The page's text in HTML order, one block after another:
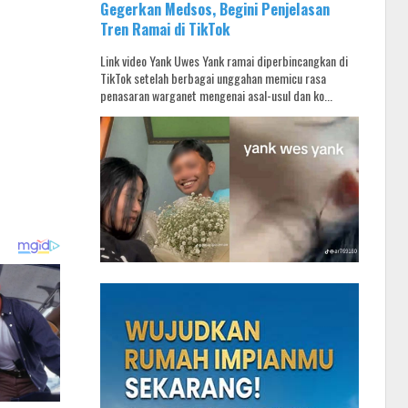
Gegerkan Medsos, Begini Penjelasan
Tren Ramai di TikTok
Link video Yank Uwes Yank ramai diperbincangkan di
TikTok setelah berbagai unggahan memicu rasa
penasaran warganet mengenai asal-usul dan ko...